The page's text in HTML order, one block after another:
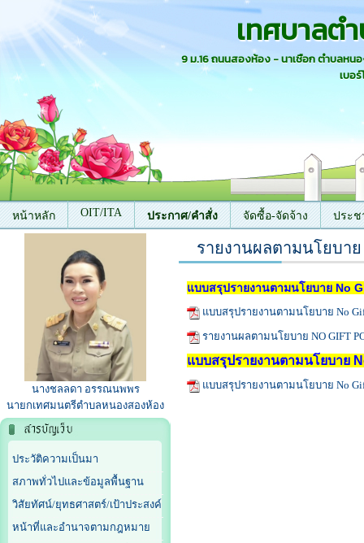
เทศบาลต
9 ม.16 ถนนสองห้อง - นาเชือก ตำบลห
เบอ
หน้าหลัก OIT/ITA ประกาศ/คำสั่ง จัดซื้อ-จัดจ้าง ประช
ติดต่อเรา
นางชลลดา อรรณนพพร
นายกเทศมนตรีตำบลหนองสองห้อง
ประวัติความเป็นมา
สภาพทั่วไปและข้อมูลพื้นฐาน
วิสัยทัศน์/ยุทธศาสตร์/เป้าประสงค์
หน้าที่และอำนาจตามกฎหมาย
รายงานผลตามนโยบาย
แบบสรุปรายงานตามนโยบาย No
แบบสรุปรายงานตามนโยบาย No
รายงานผลตามนโยบาย NO GIFT
แบบสรุปรายงานตามนโยบาย
แบบสรุปรายงานตามนโยบาย No